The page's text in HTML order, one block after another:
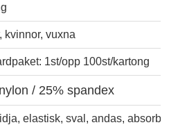
kvinnor, vuxna
1st/opp 100st/kartong
/ 25% spandex
elastisk, sval, andas,